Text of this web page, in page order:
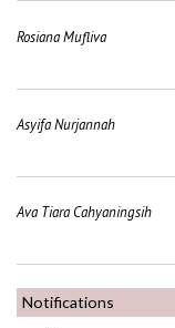
Rosiana Mufliva
Asyifa Nurjannah
Ava Tiara Cahyaningsih
Notifications